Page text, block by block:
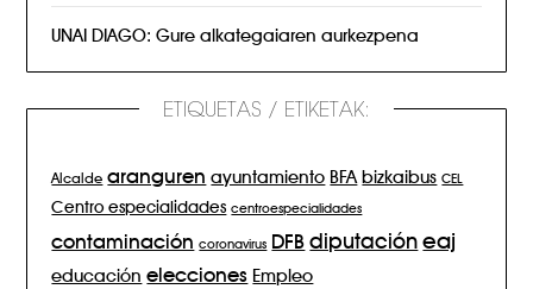
UNAI DIAGO: Gure alkategaiaren aurkezpena
ETIQUETAS / ETIKETAK:
Alcalde aranguren ayuntamiento BFA bizkaibus CEL
Centro especialidades centroespecialidades
contaminación coronavirus DFB diputación eaj
educación elecciones Empleo